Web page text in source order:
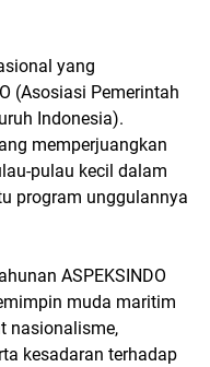
yang
(Asosiasi Pemerintah
Indonesia).
memperjuangkan
pulau kecil dalam
program unggulannya
ASPEKSINDO
muda maritim
nasionalisme,
kesadaran terhadap